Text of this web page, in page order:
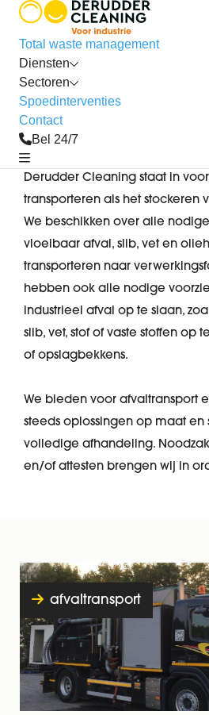
Total waste management
Diensten
Sectoren
Spoedinterventies
Contact
Bel 24/7
Home Industrieel Afvaltransport en stockage
Industrie
Afvaltransport-
stockage
Derudder Cleaning staat in
transporteren als het stockeren
We beschikken over alle
vloeibaar afval, slib, vet en
transporteren naar
hebben ook alle nodige
industrieel afval op te slaan,
slib, vet, stof of vaste stoffen op
of opslagbekkens.
We bieden voor afvaltransport
steeds oplossingen op maat en
volledige afhandeling.
en/of attesten brengen wij in
afvaltransport